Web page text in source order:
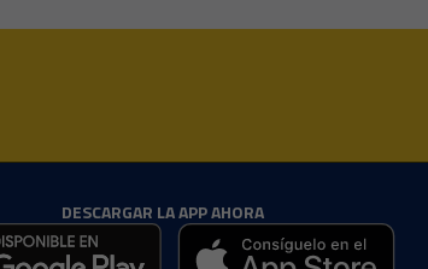
DESCARGAR LA APP AHORA